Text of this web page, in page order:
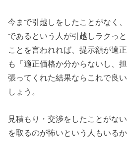
今まで引越しをしたことがなく
であるという人が引越しラクっ
ことを言われれば、提示額が適
も「適正価格か分からないし、
張ってくれた結果ならこれで良
しょう。
見積もり・交渉をしたことがな
を取るのが怖いという人もいる